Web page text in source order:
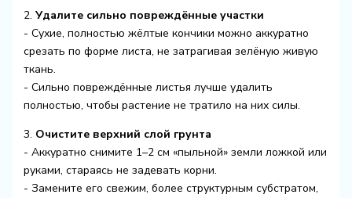
2. Удалите сильно повреждённые участки
- Сухие, полностью жёлтые кончики можно аккуратно
срезать по форме листа, не затрагивая зелёную живую
ткань.
- Сильно повреждённые листья лучше удалить
полностью, чтобы растение не тратило на них силы.
3. Очистите верхний слой грунта
- Аккуратно снимите 1–2 см «пыльной» земли ложкой или
руками, стараясь не задевать корни.
- Замените его свежим, более структурным субстратом,